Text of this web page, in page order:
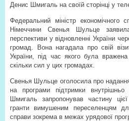
Денис Шмигаль на своїй сторінці у
Федеральний міністр економічного
Німеччини Свенья Шульце
перспективи у відновленні України
громад. Вона нагадала про свій
України, під час якого була
скільки сил у цих громадах.
Свенья Шульце оголосила про надання
на програми підтримки
Шмигаль запропонував частину
гранти вимушеним переселенцям
справи зокрема в межах урядової